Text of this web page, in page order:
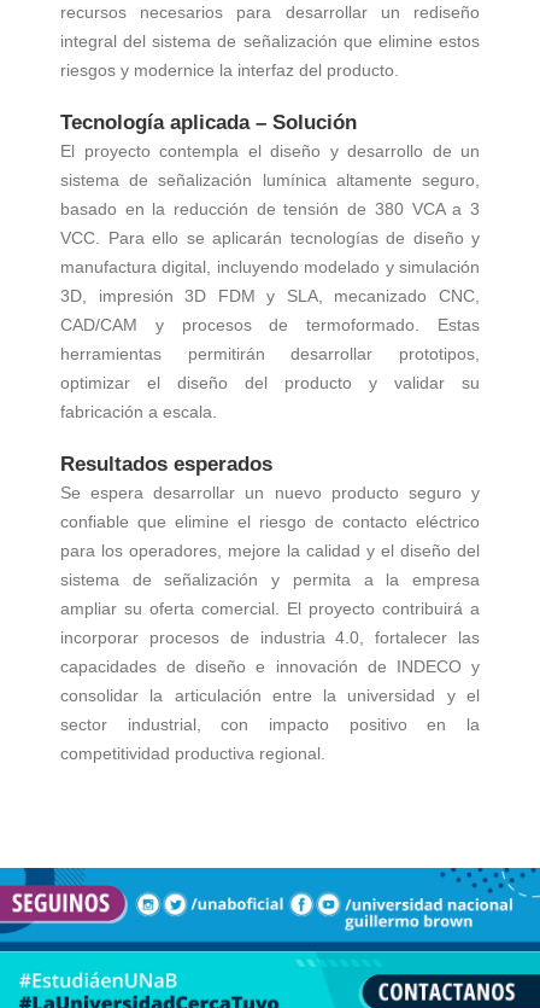
recursos necesarios para desarrollar un rediseño
integral del sistema de señalización que elimine estos
riesgos y modernice la interfaz del producto.
Tecnología aplicada – Solución
El proyecto contempla el diseño y desarrollo de un
sistema de señalización lumínica altamente seguro,
basado en la reducción de tensión de 380 VCA a 3
VCC. Para ello se aplicarán tecnologías de diseño y
manufactura digital, incluyendo modelado y simulación
3D, impresión 3D FDM y SLA, mecanizado CNC,
CAD/CAM y procesos de termoformado. Estas
herramientas permitirán desarrollar prototipos,
optimizar el diseño del producto y validar su
fabricación a escala.
Resultados esperados
Se espera desarrollar un nuevo producto seguro y
confiable que elimine el riesgo de contacto eléctrico
para los operadores, mejore la calidad y el diseño del
sistema de señalización y permita a la empresa
ampliar su oferta comercial. El proyecto contribuirá a
incorporar procesos de industria 4.0, fortalecer las
capacidades de diseño e innovación de INDECO y
consolidar la articulación entre la universidad y el
sector industrial, con impacto positivo en la
competitividad productiva regional.